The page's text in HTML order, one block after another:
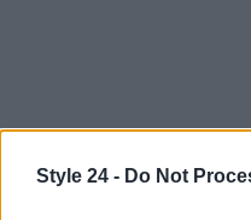
Style 24 - Do Not